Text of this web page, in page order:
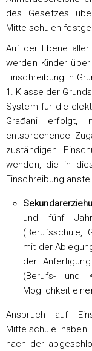
des Gesetzes
Mittelschulen
Auf der Ebene
werden Kinder
Einschreibung in
1. Klasse der
System für die
Građani erfolgt,
entsprechende
zuständigen
wenden, die in
Einschreibung
und fünf
(Berufsschule,
mit der
der
(Berufs- und
Möglichkeit
Anspruch auf
Mittelschule
nach der